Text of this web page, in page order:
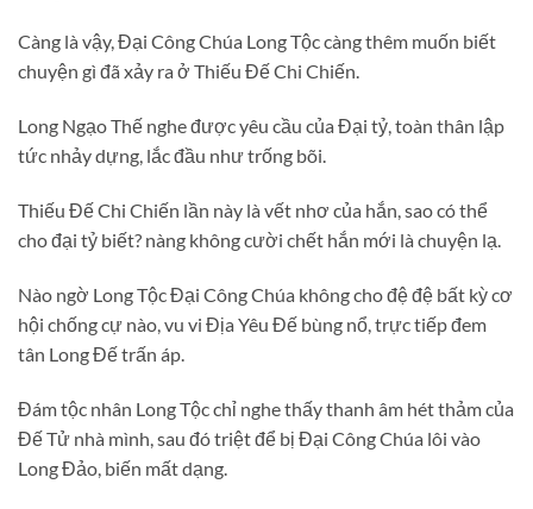
Càng là vậy, Đại Công Chúa Long Tộc càng thêm muốn biết
chuyện gì đã xảy ra ở Thiếu Đế Chi Chiến.
Long Ngạo Thế nghe được yêu cầu của Đại tỷ, toàn thân lập
tức nhảy dựng, lắc đầu như trống bõi.
Thiếu Đế Chi Chiến lần này là vết nhơ của hắn, sao có thể
cho đại tỷ biết? nàng không cười chết hắn mới là chuyện lạ.
Nào ngờ Long Tộc Đại Công Chúa không cho đệ đệ bất kỳ cơ
hội chống cự nào, vu vi Địa Yêu Đế bùng nổ, trực tiếp đem
tân Long Đế trấn áp.
Đám tộc nhân Long Tộc chỉ nghe thấy thanh âm hét thảm của
Đế Tử nhà mình, sau đó triệt để bị Đại Công Chúa lôi vào
Long Đảo, biến mất dạng.